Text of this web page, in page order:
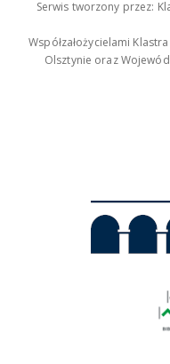
Serwis tworzony przez:
Współzałożycielami
Olsztynie oraz